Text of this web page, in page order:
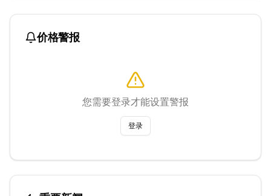
价格警报
您需要登录才能设置警报
登录